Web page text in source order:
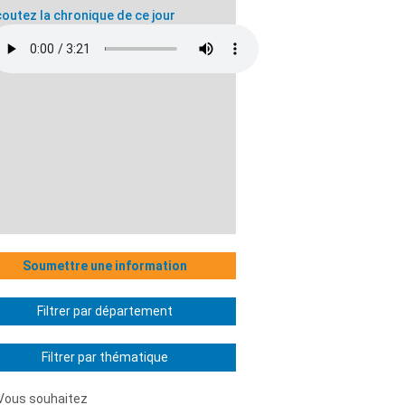
la chronique de ce jour
Soumettre une information
Filtrer par département
Filtrer par thématique
souhaitez